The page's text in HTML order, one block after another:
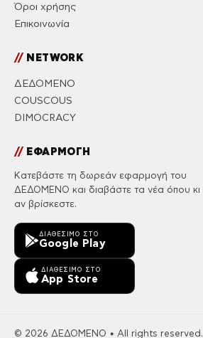
Όροι χρήσης
Επικοινωνία
//NETWORK
ΔΕΔΟΜΕΝΟ
COUSCOUS
DIMOCRACY
//ΕΦΑΡΜΟΓΗ
Κατεβάστε τη δωρεάν εφαρμογή του
ΔΕΔΟΜΕΝΟ και διαβάστε τα νέα όπου κι
αν βρίσκεστε.
ΔΙΑΘΈΣΙΜΟ ΣΤΟ
Google Play
ΔΙΑΘΈΣΙΜΟ ΣΤΟ
App Store
© 2026 ΔΕΔΟΜΕΝΟ • All rights reserved.